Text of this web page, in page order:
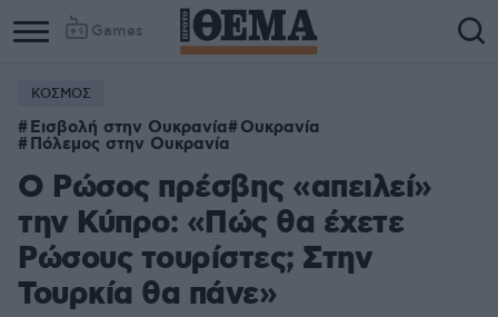
Games
ΚΟΣΜΟΣ
Εισβολή στην Ουκρανία Ουκρανία
Πόλεμος στην Ουκρανία
Ο Ρώσος πρέσβης «απειλεί»
την Κύπρο: «Πώς θα έχετε
Ρώσους τουρίστες; Στην
Τουρκία θα πάνε»